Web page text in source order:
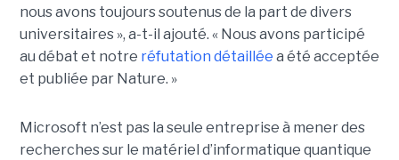
nous avons toujours soutenus de la part de divers
universitaires », a-t-il ajouté. « Nous avons participé
au débat et notre réfutation détaillée a été acceptée
et publiée par Nature. »
Microsoft n’est pas la seule entreprise à mener des
recherches sur le matériel d’informatique quantique